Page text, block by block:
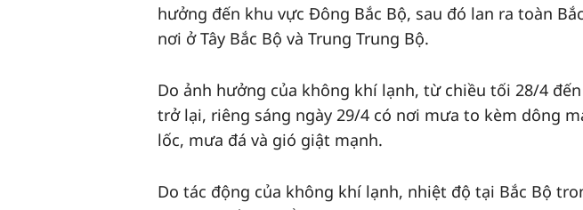
hưởng đến khu vực Đông Bắc Bộ, sau đó lan ra toàn
nơi ở Tây Bắc Bộ và Trung Trung Bộ.
Do ảnh hưởng của không khí lạnh, từ chiều tối 28/4
trở lại, riêng sáng ngày 29/4 có nơi mưa to kèm dông
lốc, mưa đá và gió giật mạnh.
Do tác động của không khí lạnh, nhiệt độ tại Bắc Bộ